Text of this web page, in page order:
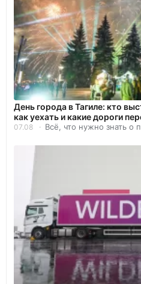
День города в Тагиле: кто
как уехать и какие дороги
07.08 Всё, что нужно знать о